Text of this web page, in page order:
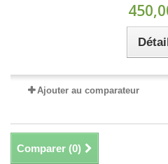
Ajouter au comparateur
Comparer (0)